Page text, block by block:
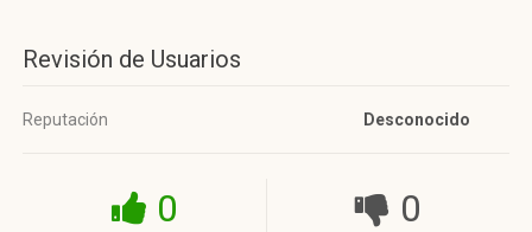
Revisión de Usuarios
Reputación Desconocido
0 0